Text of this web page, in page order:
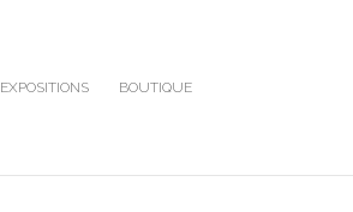
EXPOSITIONS BOUTIQUE